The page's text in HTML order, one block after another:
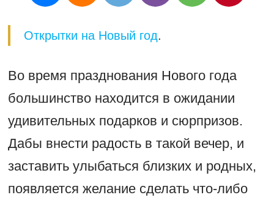
Открытки на Новый год.
Во время празднования Нового года
большинство находится в ожидании
удивительных подарков и сюрпризов.
Дабы внести радость в такой вечер, и
заставить улыбаться близких и родных,
появляется желание сделать что-либо